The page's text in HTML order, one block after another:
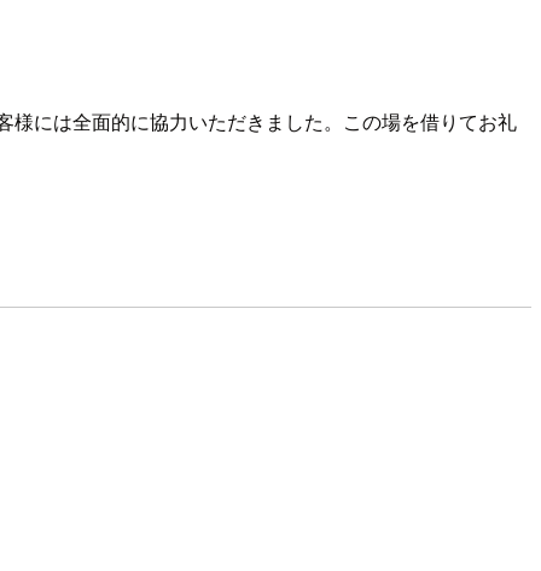
には全面的に協力いただきました。この場を借りてお礼